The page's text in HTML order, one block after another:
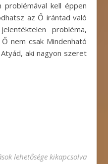
problémával kell éppen
az Ő irántad való
probléma,
nem csak Mindenható
aki nagyon szeret
az Istennek is számít
lehetősége kikapcsolva